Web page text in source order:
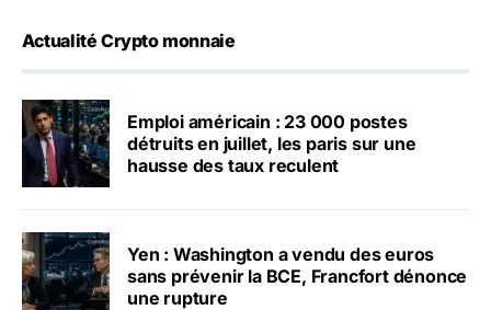
Actualité Crypto monnaie
Emploi américain : 23 000 postes
détruits en juillet, les paris sur une
hausse des taux reculent
Yen : Washington a vendu des euros
sans prévenir la BCE, Francfort dénonce
une rupture